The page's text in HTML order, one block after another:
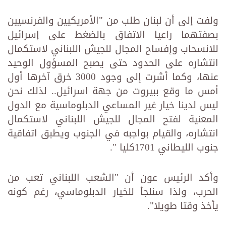
ولفت إلى أن لبنان طلب من "الأمريكيين والفرنسيين
بصفتهما راعيا الاتفاق بالضغط على إسرائيل
للانسحاب وإفساح المجال للجيش اللبناني لاستكمال
انتشاره على الحدود حتى يصبح المسؤول الوحيد
عنها، وكما أشرت إلى وجود 3000 خرق آخرها أول
أمس ما وقع ببيروت من جهة اسرائيل.. لذلك نحن
ليس لدينا خيار غير المساعي الدبلوماسية مع الدول
المعنية لفتح المجال للجيش اللبناني لاستكمال
انتشاره، والقيام بواجبه في الجنوب ويطبق اتفاقية
جنوب الليطاني 1701كليا ".
وأكد الرئيس عون أن "الشعب اللبناني تعب من
الحرب، ولذا سنلجأ للخيار الدبلوماسي، رغم كونه
يأخذ وقتا طويلا".